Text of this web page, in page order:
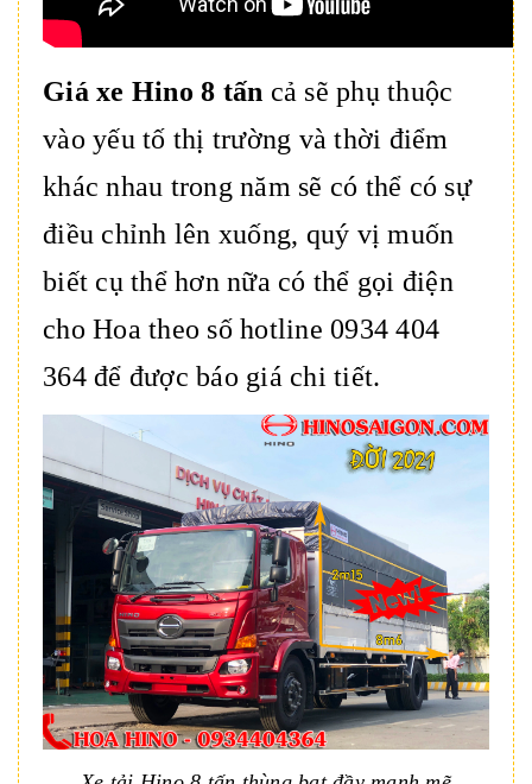
Giá xe Hino 8 tấn cả sẽ phụ thuộc
vào yếu tố thị trường và thời điểm
khác nhau trong năm sẽ có thể có sự
điều chỉnh lên xuống, quý vị muốn
biết cụ thể hơn nữa có thể gọi điện
cho Hoa theo số hotline 0934 404
364 để được báo giá chi tiết.